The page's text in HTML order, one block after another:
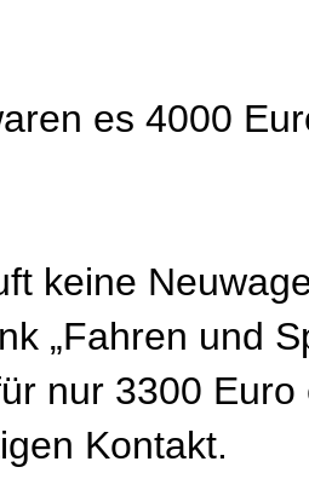
es 4000
keine
„Fahren und
nur 3300
Kontakt.